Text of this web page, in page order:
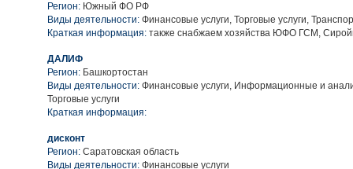
Регион: Южный ФО РФ
Виды деятельности: Финансовые услуги, Торговые услуги,
Краткая информация: также снабжаем хозяйства ЮФО ГСМ,
ДАЛИФ
Регион: Башкортостан
Виды деятельности: Финансовые услуги, Информационные и
Торговые услуги
Краткая информация:
дисконт
Регион: Саратовская область
Виды деятельности: Финансовые услуги